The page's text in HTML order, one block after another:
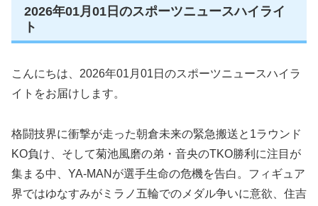
2026年01月01日のスポーツニュースハイライ
ト
こんにちは、2026年01月01日のスポーツニュースハイラ
イトをお届けします。
格闘技界に衝撃が走った朝倉未来の緊急搬送と1ラウンド
KO負け、そして菊池風磨の弟・音央のTKO勝利に注目が
集まる中、YA-MANが選手生命の危機を告白。フィギュア
界ではゆなすみがミラノ五輪でのメダル争いに意欲、住吉